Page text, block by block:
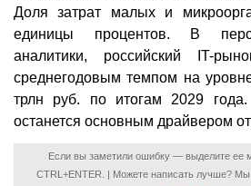
Доля затрат малых и
единицы процентов. В
аналитики, российский IT-
среднегодовым темпом на
трлн руб. по итогам 2029
останется основным драйвером
Если вы заметили ошибку — выделите
CTRL+ENTER. | Можете написать лучше? Мы